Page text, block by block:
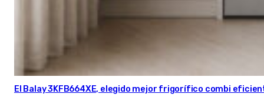
El Balay 3KFB664XE, elegido mejor frigorífico combi